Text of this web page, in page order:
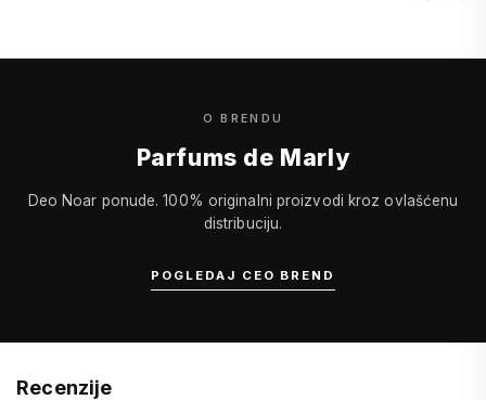
O BRENDU
Parfums de Marly
Deo Noar ponude. 100% originalni proizvodi kroz ovlašćenu
distribuciju.
POGLEDAJ CEO BREND
Recenzije